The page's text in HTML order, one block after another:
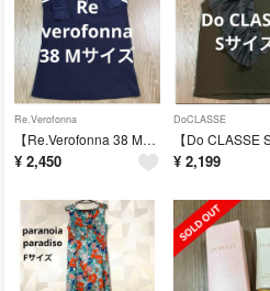
Re.Verofonna
【Re.Verofonna 38 Mサイズ】ヴェロフォンナ ノースリーブニット ネイビー フリル アシンメトリー リボン
¥ 2,450
DoCLASSE
¥ 2,199